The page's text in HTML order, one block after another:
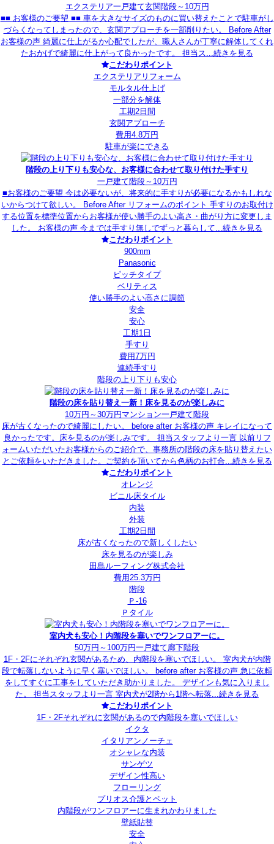
エクステリア一戸建て玄関階段～10万円
■■ お客様のご要望 ■■ 車を大きなサイズのものに買い替えたことで駐車がし
づらくなってしまったので、玄関アプローチを一部削りたい。 Before After
お客様の声 綺麗に仕上がるか心配でしたが、職人さんが丁寧に解体してくれ
たおかげで綺麗に仕上がって良かったです。 担当ス...続きを見る
こだわりポイント
エクステリアリフォーム
モルタル仕上げ
一部分を解体
工期2日間
玄関アプローチ
費用4.8万円
駐車が楽にできる
階段の上り下りも安心な、お客様に合わせて取り付けた手すり
一戸建て階段～10万円
■お客様のご要望 今は必要ないが、将来的に手すりが必要になるかもしれな
いからつけて欲しい。 Before After リフォームのポイント 手すりのお取付け
する位置を標準位置からお客様が使い勝手のよい高さ・曲がり方に変更しま
した。 お客様の声 今までは手すり無しでずっと暮らして...続きを見る
こだわりポイント
900mm
Panasonic
ピッチタイプ
ベリティス
使い勝手のよい高さに調節
安全
安心
工期1日
手すり
費用7万円
連続手すり
階段の上り下りも安心
階段の床を貼り替え一新！床を見るのが楽しみに
10万円～30万円 マンション一戸建て階段
床が古くなったので綺麗にしたい。 before after お客様の声 キレイになって
良かったです。床を見るのが楽しみです。 担当スタッフより一言 以前リフ
ォームいただいたお客様からのご紹介で、事務所の階段の床を貼り替えたい
とご依頼をいただきました。ご契約を頂いてから色柄のお打合...続きを見る
こだわりポイント
オレンジ
ビニル床タイル
内装
外装
工期2日間
床が古くなったので新しくしたい
床を見るのが楽しみ
田島ルーフィング株式会社
費用25.3万円
階段
Ｐ-16
Ｐタイル
室内犬も安心！内階段を塞いでワンフロアーに。
50万円～100万円一戸建て廊下階段
1F・2Fにそれぞれ玄関があるため、内階段を塞いでほしい。 室内犬が内階
段で転落しないように早く塞いでほしい。 before after お客様の声 急に依頼
をしてすぐに工事をしていただき助かりました。 デザインも気に入りまし
た。 担当スタッフより一言 室内犬が2階から1階へ転落...続きを見る
こだわりポイント
1F・2Fそれぞれに玄関があるので内階段を塞いでほしい
イクタ
イタリアンノーチェ
オシャレな内装
サンゲツ
デザイン性高い
フローリング
プリオス介護とペット
内階段がワンフロアーに生まれかわりました
壁紙貼替
安全